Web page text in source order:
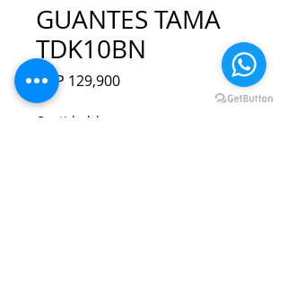
GUANTES TAMA
TDK10BN
COP 129,900Precio
Cantidad *